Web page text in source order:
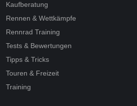
Kaufberatung
Rennen & Wettkämpfe
Rennrad Training
Tests & Bewertungen
Tipps & Tricks
Touren & Freizeit
Training